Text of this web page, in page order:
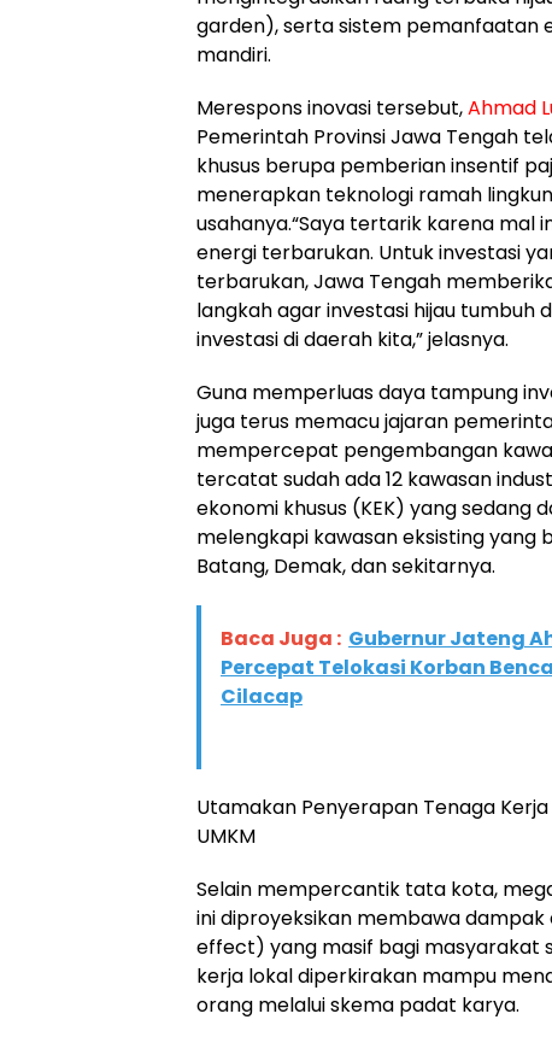
garden), serta sistem pemanfaatan
mandiri.
​Merespons inovasi tersebut,Ahmad
Pemerintah Provinsi Jawa Tengah
khusus berupa pemberian insentif
menerapkan teknologi ramah
usahanya.“Saya tertarik karena mal
energi terbarukan. Untuk investasi
terbarukan, Jawa Tengah
langkah agar investasi hijau tumbuh
investasi di daerah kita,” jelasnya.
​Guna memperluas daya tampung
juga terus memacu jajaran
mempercepat pengembangan
tercatat sudah ada 12 kawasan
ekonomi khusus (KEK) yang sedang
melengkapi kawasan eksisting yang
Batang, Demak, dan sekitarnya.
Baca Juga : Gubernur Jateng
Percepat Telokasi Korban
Cilacap
​Utamakan Penyerapan Tenaga
UMKM
​Selain mempercantik tata kota,
ini diproyeksikan membawa
effect) yang masif bagi masyarakat
kerja lokal diperkirakan mampu
orang melalui skema padat karya.